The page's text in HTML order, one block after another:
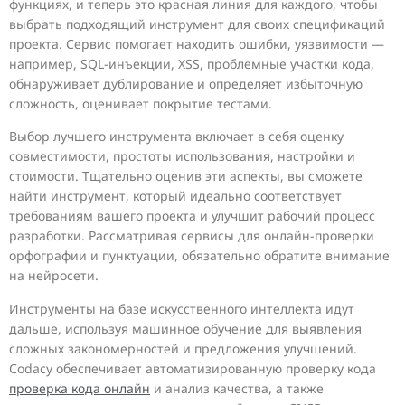
функциях, и теперь это красная линия для каждого, чтобы
выбрать подходящий инструмент для своих спецификаций
проекта. Сервис помогает находить ошибки, уязвимости —
например, SQL-инъекции, XSS, проблемные участки кода,
обнаруживает дублирование и определяет избыточную
сложность, оценивает покрытие тестами.
Выбор лучшего инструмента включает в себя оценку
совместимости, простоты использования, настройки и
стоимости. Тщательно оценив эти аспекты, вы сможете
найти инструмент, который идеально соответствует
требованиям вашего проекта и улучшит рабочий процесс
разработки. Рассматривая сервисы для онлайн-проверки
орфографии и пунктуации, обязательно обратите внимание
на нейросети.
Инструменты на базе искусственного интеллекта идут
дальше, используя машинное обучение для выявления
сложных закономерностей и предложения улучшений.
Codacy обеспечивает автоматизированную проверку кода
проверка кода онлайн и анализ качества, а также